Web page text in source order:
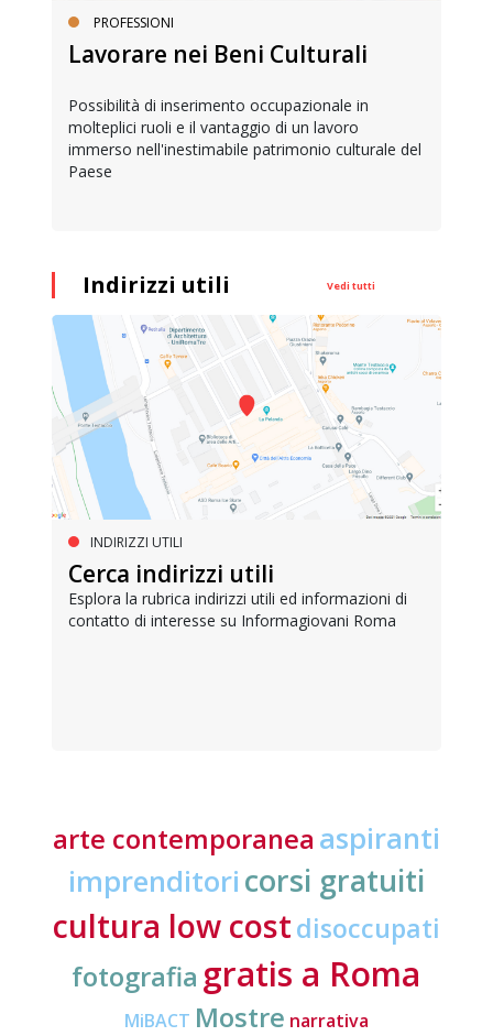
PROFESSIONI
Lavorare nei Beni Culturali
Possibilità di inserimento occupazionale in
molteplici ruoli e il vantaggio di un lavoro
immerso nell'inestimabile patrimonio culturale del
Paese
Indirizzi utili Vedi tutti
INDIRIZZI UTILI
Cerca indirizzi utili
Esplora la rubrica indirizzi utili ed informazioni di
contatto di interesse su Informagiovani Roma
arte contemporanea aspiranti
imprenditori corsi gratuiti
cultura low costdisoccupati
fotografia gratis a Roma
MiBACT Mostre narrativa